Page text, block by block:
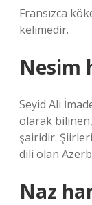
Fransızca
kelimedir.
Nesim
Seyid Ali
olarak bilinen,
şairidir.
dili olan
Naz